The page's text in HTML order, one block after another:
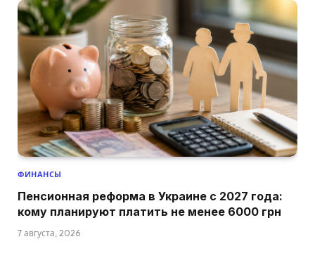
ФИНАНСЫ
Пенсионная реформа в Украине с 2027 года:
кому планируют платить не менее 6000 грн
7 августа, 2026